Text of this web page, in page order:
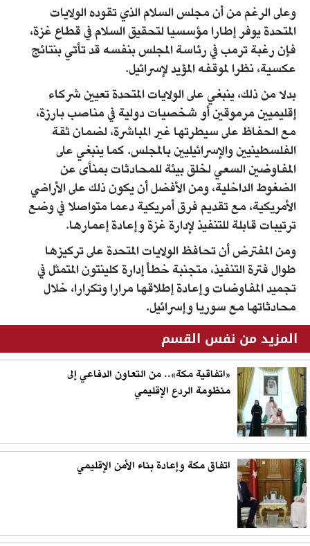
وعلى الرغم من أن مجلس السلام الذي تقوده الولايات
المتحدة يوفر إطارا مؤسسيا لتحقيق السلام في قطاع غزة،
فإن رغبة ترمب في رئاسة المجلس بنفسه قد تأتي بنتائج
عكسية، نظرا لموقفه المؤيد لإسرائيل.
بدلا من ذلك، ينبغي على الولايات المتحدة تعيين شركاء
إقليميين مرموقين أو شخصيات دولية في مناصب بارزة،
مع الحفاظ على سيطرتها غير المباشرة، لضمان ثقة
الفلسطينيين والإسرائيليين بالمجلس. كما ينبغي على
المفاوضين السعي لخلق بيئة للمحادثات بمنأى عن
الضغوط الداخلية، ومن الأفضل أن يكون ذلك على الأراضي
الأمريكية، مع تقديم فرق أمريكية دعما متواصلا في وضع
ترتيبات قابلة للتنفيذ لإدارة غزة وإعادة إعمارها.
ومن المفترض أن تحافظ الولايات المتحدة على تركيزها
طوال فترة التنفيذ، متجنبة خطأ إدارة كلينتون المتمثل في
تجميد المفاوضات وإعادة إطلاقها مرارا وتكرارا، خلال
محادثاتها مع سوريا وإسرائيل.
المزيد من نفس القسم
«اتفاقية مكة».. من التعاون الدفاعي إلى
منظومة الردع الإقليمي
اتفاق مكة وإعادة بناء الأمن الإقليمي